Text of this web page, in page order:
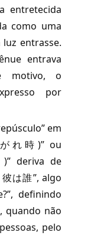
entretecida
como uma
entrasse.
entrava
motivo, o
por
em
れ時)” ou
deriva de
は誰”, algo
definindo
quando não
pelo